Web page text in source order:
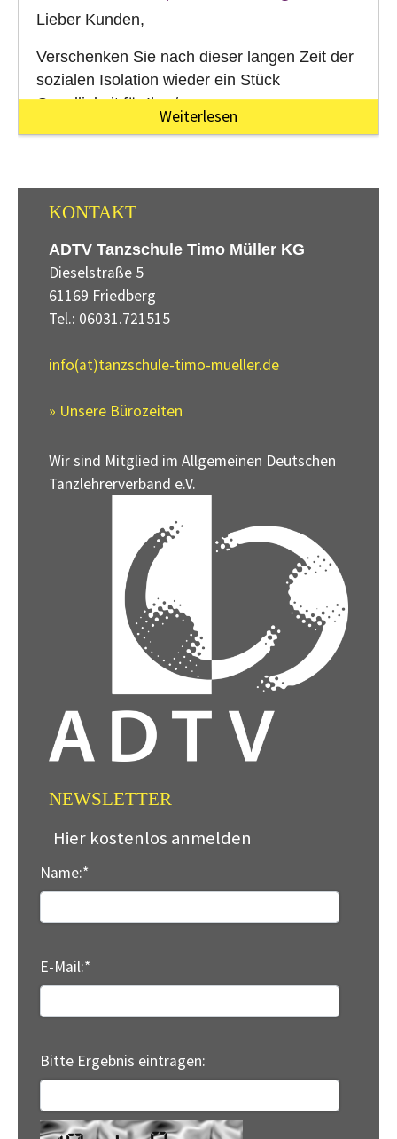
Lieber Kunden,
Verschenken Sie nach dieser langen Zeit der
sozialen Isolation wieder ein Stück
Geselligkeit für Ihre/m…
Weiterlesen
KONTAKT
ADTV Tanzschule Timo Müller KG
Dieselstraße 5
61169 Friedberg
Tel.: 06031.721515
info(at)tanzschule-timo-mueller.de
» Unsere Bürozeiten
Wir sind Mitglied im Allgemeinen Deutschen
Tanzlehrerverband e.V.
NEWSLETTER
Hier kostenlos anmelden
Name:*
E-Mail:*
Bitte Ergebnis eintragen: